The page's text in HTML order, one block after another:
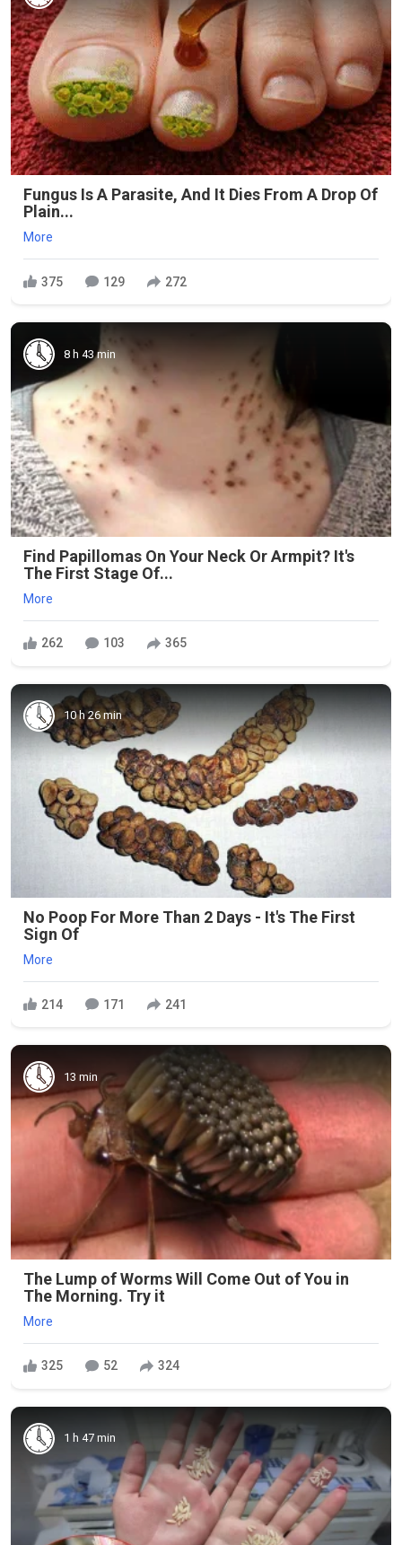
Fungus Is A Parasite, And It Dies From A Drop Of
Plain...
More
375 129 272
8 h 43 min
Find Papillomas On Your Neck Or Armpit? It's
The First Stage Of...
More
262 103 365
10 h 26 min
No Poop For More Than 2 Days - It's The First
Sign Of
More
214 171 241
13 min
The Lump of Worms Will Come Out of You in
The Morning. Try it
More
325 52 324
1 h 47 min